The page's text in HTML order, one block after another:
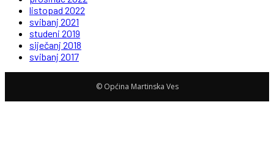
listopad 2022
svibanj 2021
studeni 2019
siječanj 2018
svibanj 2017
© Općina Martinska Ves